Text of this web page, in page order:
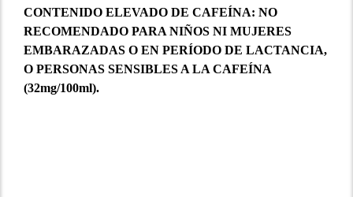
CONTENIDO ELEVADO DE CAFEÍNA: NO
RECOMENDADO PARA NIÑOS NI MUJERES
EMBARAZADAS O EN PERÍODO DE LACTANCIA,
O PERSONAS SENSIBLES A LA CAFEÍNA
(32mg/100ml).